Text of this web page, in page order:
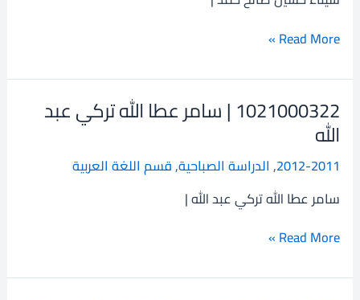
صالح
حمد
Read More »
1021000322 | سامر عطا الله تركي عبد
الله
2012-2011
, الدراسة الصباحية,قسم اللغة العربية
سامر عطا الله تركي عبد الله |
1021000322
|
سامر
عطا
تركي
الله
Read More »